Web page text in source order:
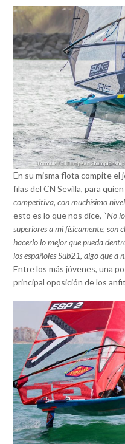
En su misma flota compite
filas del CN Sevilla, para
competitiva, con muchísimo nivel
esto es lo que nos dice, “No
superiores a mi físicamente, son
hacerlo lo mejor que pueda
los españoles Sub21, algo que
Entre los más jóvenes, una
principal oposición de los